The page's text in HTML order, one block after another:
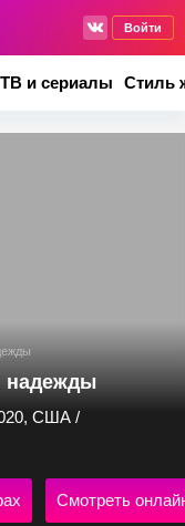
Войти
ТВ и сериалы Стиль
надежды
США /
Смотреть